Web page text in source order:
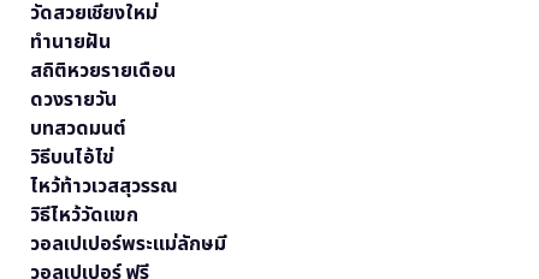
วัดสวยเชียงใหม่
ทำนายฝัน
สถิติหวยรายเดือน
ดวงรายวัน
บทสวดมนต์
วิธีบนไอ้ไข่
ไหว้ท้าวเวสสุวรรณ
วิธีไหว้วัดแขก
วอลเปเปอร์พระแม่ลักษมี
วอลเปเปอร์ ฟรี